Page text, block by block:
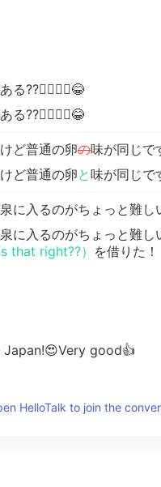
る⁇🏴‍☠️🤷‍♀️😂
る⁇🏴‍☠️🤷‍♀️😂
ど普通の卵の味が同じで
ど普通の卵と味が同じで
に入るのがちょっと難し
に入るのがちょっと難し
that right??） を借りた！
good👍
HelloTalk to join the